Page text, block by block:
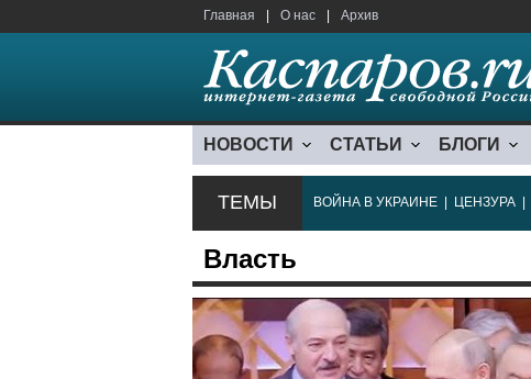
Главная О нас Архив
НОВОСТИ СТАТЬИ БЛОГИ
ТЕМЫ ВОЙНА В УКРАИНЕ ЦЕНЗУРА
Власть